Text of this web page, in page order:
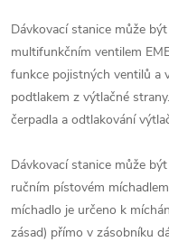
Dávkovací stanice může
multifunkčním ventilem
funkce pojistných ventilů a
podtlakem z výtlačné
čerpadla a odtlakování
Dávkovací stanice může
ručním pístovém
míchadlo je určeno k
zásad) přímo v zásobníku